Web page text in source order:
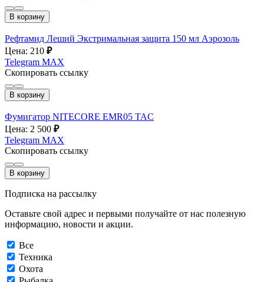
В корзину
Рефтамид Леший Экстримальная защита 150 мл Аэрозоль
Цена: 210 ₽
Telegram MAX
Скопировать ссылку
В корзину
Фумигатор NITECORE EMR05 TAC
Цена: 2 500 ₽
Telegram MAX
Скопировать ссылку
В корзину
Подписка на рассылку
Оставьте свой адрес и первыми получайте от нас полезную
информацию, новости и акции.
Все
Техника
Охота